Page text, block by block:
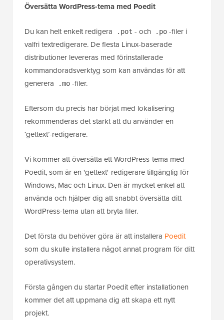
Översätta WordPress-tema med Poedit
Du kan helt enkelt redigera .pot - och .po -filer i
valfri textredigerare. De flesta Linux-baserade
distributioner levereras med förinstallerade
kommandoradsverktyg som kan användas för att
generera
.mo -filer.
Eftersom du precis har börjat med lokalisering
rekommenderas det starkt att du använder en
‘gettext’-redigerare.
Vi kommer att översätta ett WordPress-tema med
Poedit, som är en 'gettext'-redigerare tillgänglig för
Windows, Mac och Linux. Den är mycket enkel att
använda och hjälper dig att snabbt översätta ditt
WordPress-tema utan att bryta filer.
Det första du behöver göra är att installera Poedit
som du skulle installera något annat program för ditt
operativsystem.
Första gången du startar Poedit efter installationen
kommer det att uppmana dig att skapa ett nytt
projekt.